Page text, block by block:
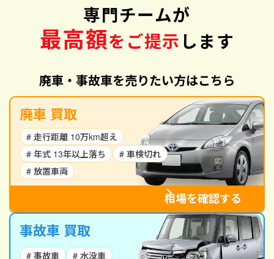
専門チームが
最高額をご提示 します
廃車・事故車を売りたい方はこちら
廃車 買取
# 走行距離 10万km超え
# 年式 13年以上落ち
# 車検切れ
# 放置車両
相場を確認する
事故車 買取
# 事故車
# 水没車